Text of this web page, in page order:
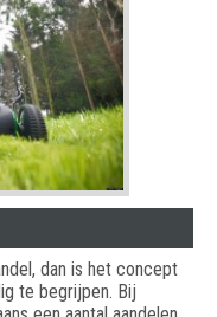
dan is het concept
te begrijpen. Bij